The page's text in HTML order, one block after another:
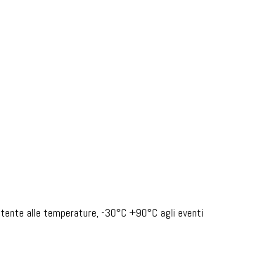
alle temperature, -30°C +90°C agli eventi